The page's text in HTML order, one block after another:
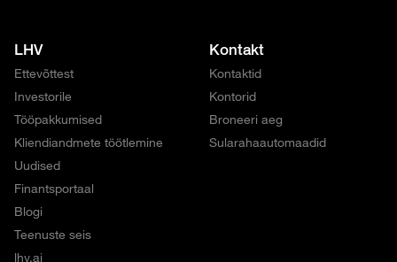
LHV
Ettevõttest
Investorile
Tööpakkumised
Kliendiandmete töötlemine
Uudised
Finantsportaal
Blogi
Teenuste seis
lhv.ai
Kontakt
Kontaktid
Kontorid
Broneeri aeg
Sularahaautomaadid